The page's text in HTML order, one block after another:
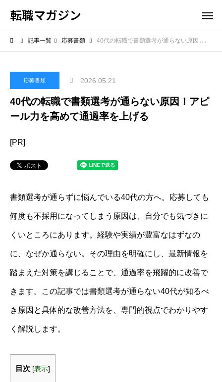
転職マガジン
記事一覧 応募書類 40代の転職で書類選考が通らない原因！アピール力を高めて通過率を上げる
応募書類 2026.05.21
40代の転職で書類選考が通らない原因！アピ
ール力を高めて通過率を上げる
[PR]
書類選考が通らずに悩んでいる40代の方へ。応募しても
何度も不採用になってしまう原因は、自分でも気づきに
くいところにあります。経験や実績が豊富なはずなの
に、なぜか通らない。その理由を明確にし、最新情報を
踏まえた対策を講じることで、通過率を飛躍的に改善で
きます。この記事では書類選考が通らない40代が知るべ
き原因と具体的な改善方法を、専門的視点でわかりやす
く解説します。
目次 [表示]